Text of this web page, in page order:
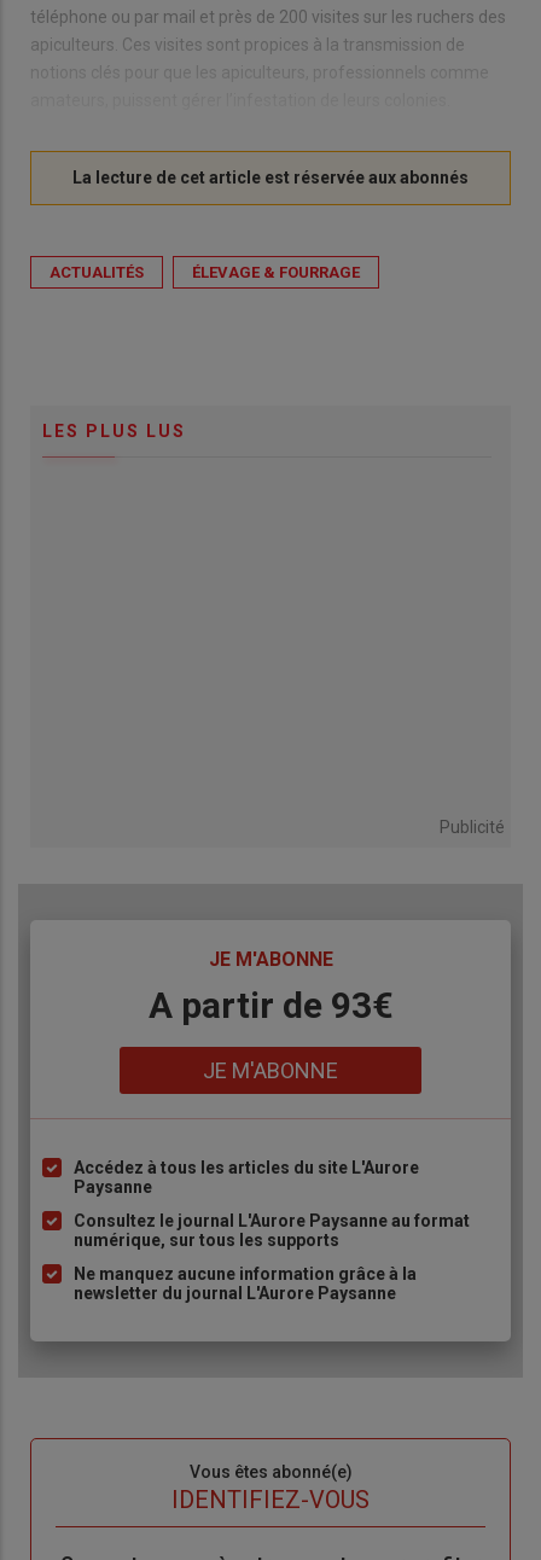
téléphone ou par mail et près de 200 visites sur les ruchers des
apiculteurs. Ces visites sont propices à la transmission de
ACTUALITÉS ÉLEVAGE & FOURRAGE
LES PLUS LUS
Publicité
JE M'ABONNE
A partir de 93€
JE M'ABONNE
Liste
puce
Accédez à tous les articles du site L'Aurore
Paysanne
Consultez le journal L'Aurore Paysanne au format
numérique, sur tous les supports
Ne manquez aucune information grâce à la
newsletter du journal L'Aurore Paysanne
Vous êtes abonné(e)
IDENTIFIEZ-VOUS